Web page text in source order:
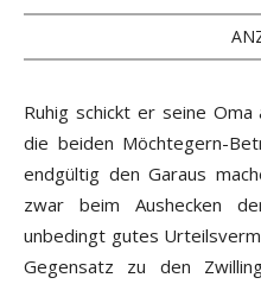
Ruhig schickt er seine
die beiden Möchtegern-
endgültig den Garaus
zwar beim Aushecken
unbedingt gutes
Gegensatz zu den